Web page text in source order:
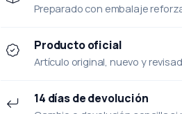
Preparado con embalaje
Producto oficial
Artículo original, nuevo y
14 días de devolución